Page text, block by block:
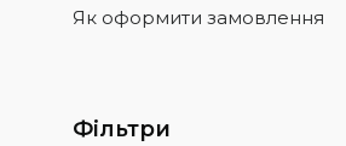
Як оформити замовлення
Фільтри